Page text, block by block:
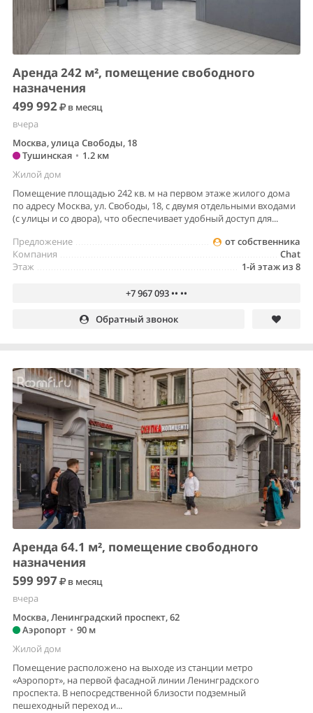
Аренда 242 м², помещение свободного
назначения
499 992
в месяц
вчера
Москва, улица Свободы, 18
Тушинская • 1.2 км
Жилой дом
Помещение площадью 242 кв. м на первом этаже жилого дома
по адресу Москва, ул. Свободы, 18, с двумя отдельными входами
(с улицы и со двора), что обеспечивает удобный доступ для...
от собственника
Предложение
Chat
Компания
1-й этаж из 8
Этаж
+7 967 093 •• ••
Обратный звонок
Аренда 64.1 м², помещение свободного
назначения
599 997
в месяц
вчера
Москва, Ленинградский проспект, 62
Аэропорт • 90 м
Жилой дом
Помещение расположено на выходе из станции метро
«Аэропорт», на первой фасадной линии Ленинградского
проспекта. В непосредственной близости подземный
пешеходный переход и...